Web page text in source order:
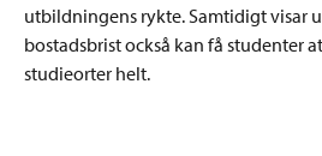
utbildningens rykte. Samtidigt visar
bostadsbrist också kan få studenter
studieorter helt.